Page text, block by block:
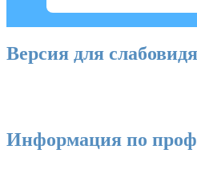
Версия для
Информация по